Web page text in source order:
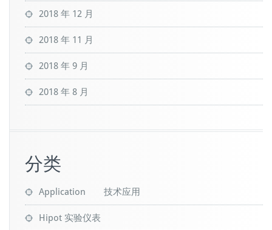
2018 年 12 月
2018 年 11 月
2018 年 9 月
2018 年 8 月
分类
Application 技术应用
Hipot 实验仪表